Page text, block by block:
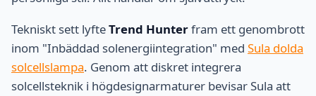
Tekniskt sett lyfteTrend Hunterfram ett genombrott
inom "Inbäddad solenergiintegration" med Sula dolda
solcellslampa. Genom att diskret integrera
solcellsteknik i högdesignarmaturer bevisar Sula att